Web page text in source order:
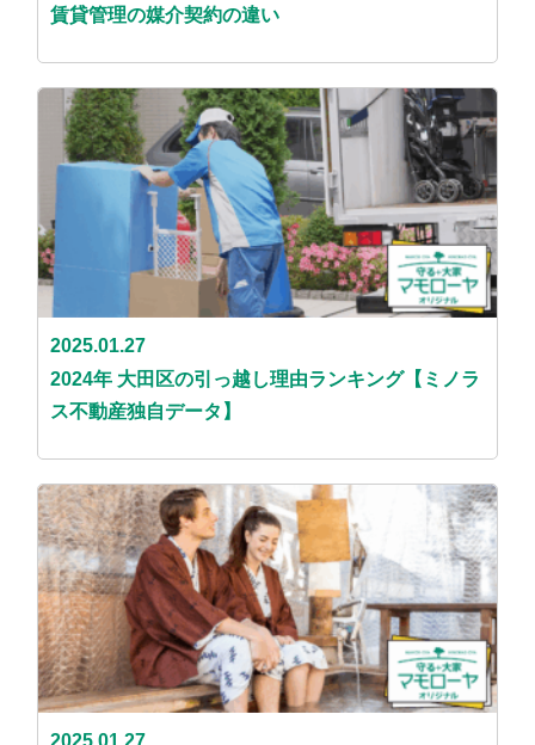
賃貸管理の媒介契約の違い
2025.01.27
2024年 大田区の引っ越し理由ランキング【ミノラ
ス不動産独自データ】